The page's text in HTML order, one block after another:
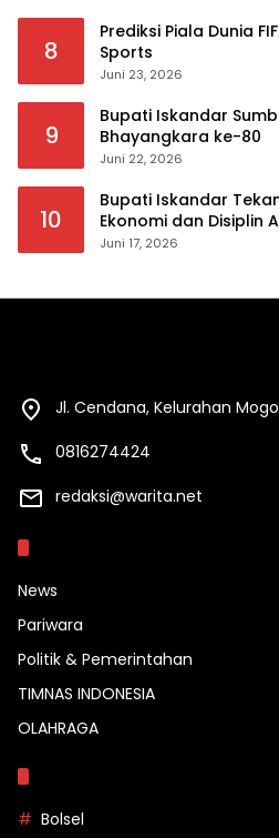
8
Prediksi Piala Dunia
Sports
Juni 23, 2026
9
Bupati Iskandar
Bhayangkara ke-80
Juni 22, 2026
10
Bupati Iskandar
Ekonomi dan Disiplin
Pemkab Bolsel
Juni 17, 2026
Jl. Cendana, Kelurahan
0816274424
redaksi@warita.net
News
Pariwara
Politik & Pemerintahan
TIMNAS INDONESIA
OLAHRAGA
Bolsel